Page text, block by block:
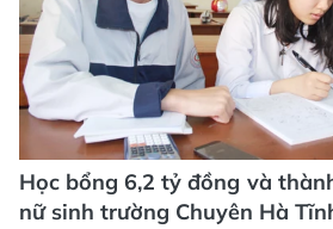
Học bổng 6,2 tỷ đồng và
nữ sinh trường Chuyên Hà